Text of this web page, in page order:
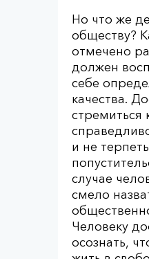
Но что же
обществу?
отмечено
должен
себе
качества.
стремиться
и не
случае
смело
Человеку
осознать,